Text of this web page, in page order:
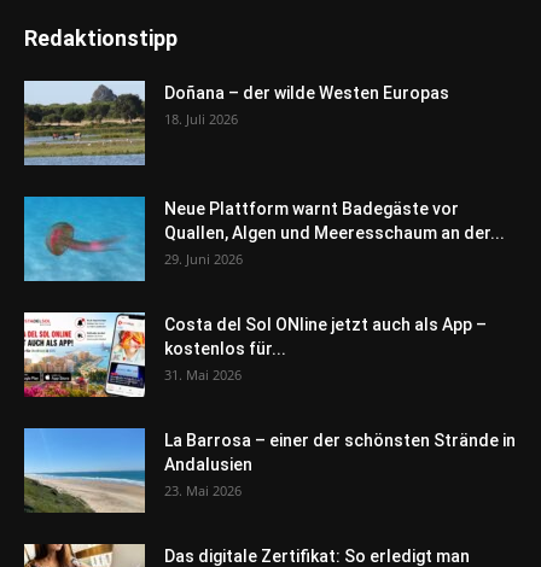
Redaktionstipp
Doñana – der wilde Westen Europas
18. Juli 2026
Neue Plattform warnt Badegäste vor
Quallen, Algen und Meeresschaum an der...
29. Juni 2026
Costa del Sol ONline jetzt auch als App –
kostenlos für...
31. Mai 2026
La Barrosa – einer der schönsten Strände in
Andalusien
23. Mai 2026
Das digitale Zertifikat: So erledigt man